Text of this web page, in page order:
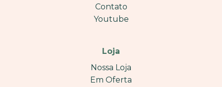
Contato
Youtube
Loja
Nossa Loja
Em Oferta